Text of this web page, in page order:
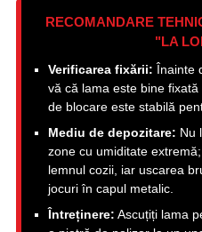
RECOMANDARE
"LA
Verificarea fixării: Înainte
vă că lama este bine
de blocare este stabilă
Mediu de depozitare: Nu
zone cu umiditate
lemnul cozii, iar uscarea
jocuri în capul metalic.
Întreținere: Ascuțiți lama